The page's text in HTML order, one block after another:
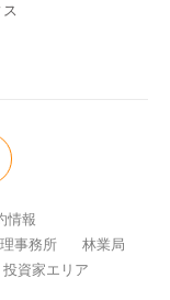
情報
事務所
林業局
投資家エリア